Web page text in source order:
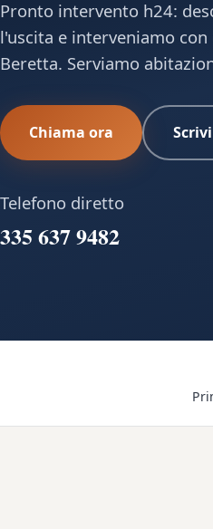
Pronto intervento h24:
l'uscita e interveniamo
Beretta. Serviamo
Chiama ora
Telefono diretto
335 637 9482